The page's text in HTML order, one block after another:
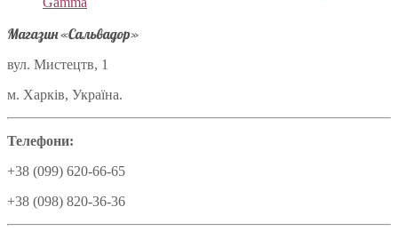
Магазин «Сальвадор»
вул. Мистецтв, 1
м. Харків, Україна.
Телефони:
+38 (099) 620-66-65
+38 (098) 820-36-36